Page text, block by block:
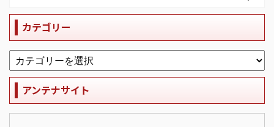
カテゴリー
アンテナサイト